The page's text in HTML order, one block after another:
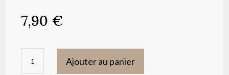
7,90 €
Ajouter au panier